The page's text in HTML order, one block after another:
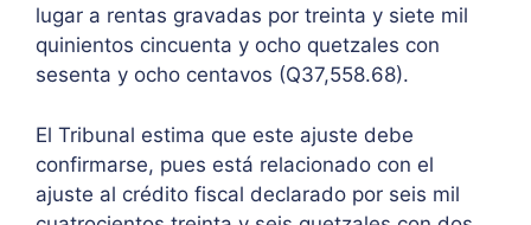
lugar a rentas gravadas por treinta y siete mil
quinientos cincuenta y ocho quetzales con
sesenta y ocho centavos (Q37,558.68).
El Tribunal estima que este ajuste debe
confirmarse, pues está relacionado con el
ajuste al crédito fiscal declarado por seis mil